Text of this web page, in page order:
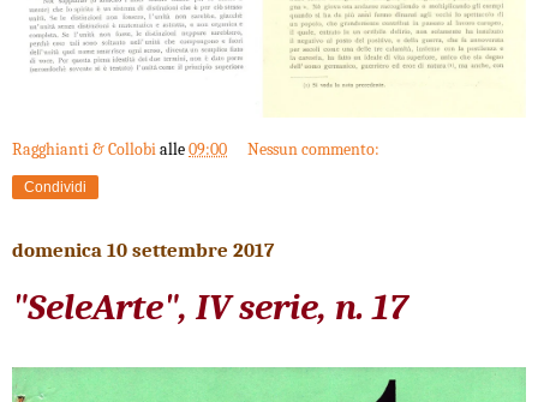
Ragghianti & Collobialle09:00 Nessun commento:
Condividi
domenica 10 settembre 2017
"SeleArte", IV serie, n. 17